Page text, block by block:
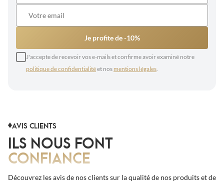
Je profite de -10%
J'accepte de recevoir vos e-mails et confirme avoir examiné notre
politique de confidentialitéet nos mentions légales.
AVIS CLIENTS
ILS NOUS FONT
CONFIANCE
Découvrez les avis de nos clients sur la qualité de nos produits et de